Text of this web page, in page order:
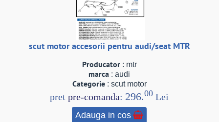
scut motor accesorii pentru audi/seat MTR
Producator: mtr
marca : audi
Categorie: scut motor
pretpre-comanda: 296.00 Lei
Adauga in cos